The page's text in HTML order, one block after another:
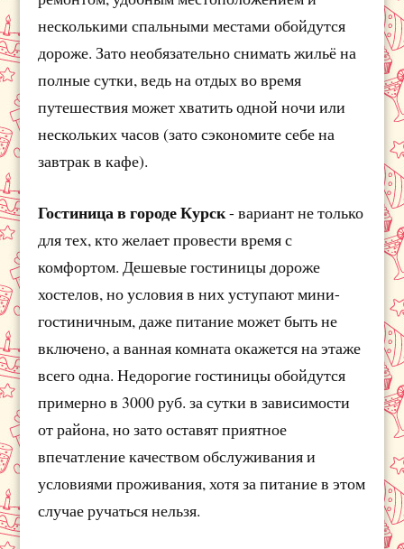
несколькими спальными местами обойдутся
дороже. Зато необязательно снимать жильё на
полные сутки, ведь на отдых во время
путешествия может хватить одной ночи или
нескольких часов (зато сэкономите себе на
завтрак в кафе).
Гостиница в городе Курск- вариант не только
для тех, кто желает провести время с
комфортом. Дешевые гостиницы дороже
хостелов, но условия в них уступают мини-
гостиничным, даже питание может быть не
включено, а ванная комната окажется на этаже
всего одна. Недорогие гостиницы обойдутся
примерно в 3000 руб. за сутки в зависимости
от района, но зато оставят приятное
впечатление качеством обслуживания и
условиями проживания, хотя за питание в этом
случае ручаться нельзя.